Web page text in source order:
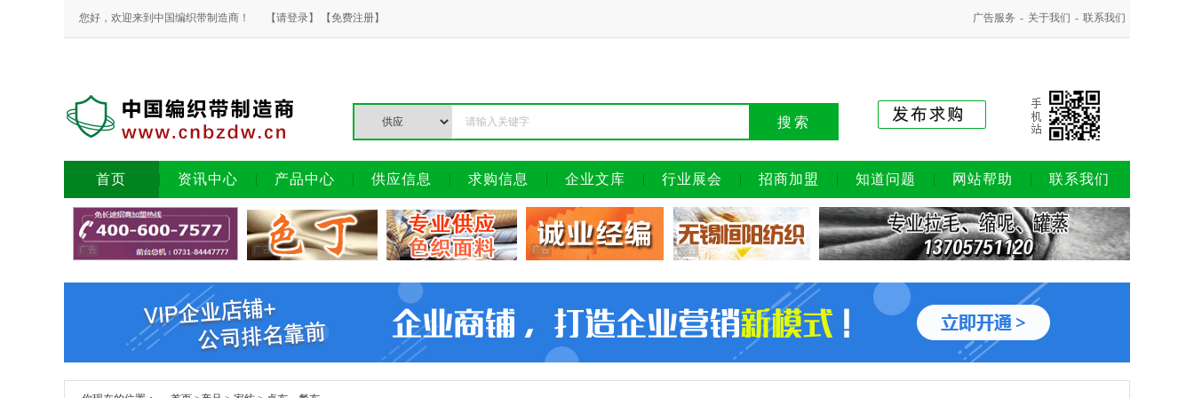
您好，欢迎来到中国编织带制造商！ 【请登录】 【免费注册】 广告服务 - 关于我们 - 联系我们
搜索
首页 资讯中心 产品中心 供应信息 求购信息 企业文库 行业展会 招商加盟 知道问题 网站帮助 联系我们
广告 广告 广告 广告 广告 广告